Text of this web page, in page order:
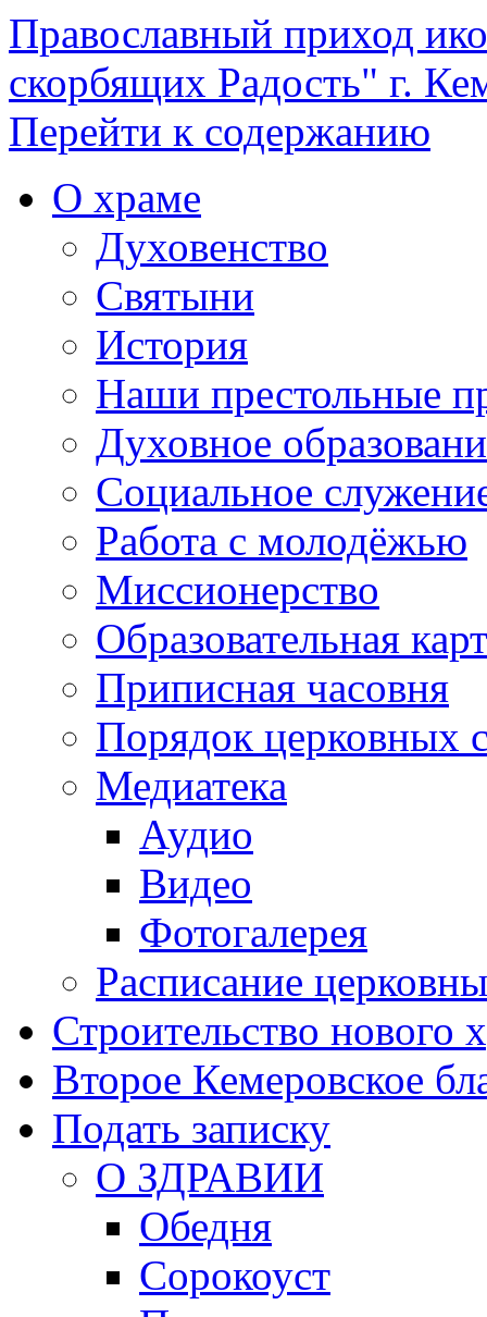
Православный приход
скорбящих Радость" г.
Перейти к содержанию
О храме
Духовенство
Святыни
История
Наши престольные
Духовное
Социальное
Работа с молодёжью
Миссионерство
Образовательная
Приписная часовня
Порядок церковных
Медиатека
Аудио
Видео
Фотогалерея
Расписание
Строительство нового
Второе Кемеровское
Подать записку
О ЗДРАВИИ
Обедня
Сорокоуст